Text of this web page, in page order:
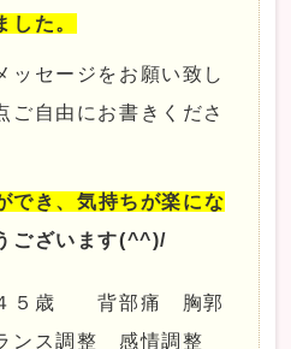
した。
セージをお願い致し
ご自由にお書きくださ
でき、気持ちが楽にな
ございます(^^)/
５歳 背部痛 胸郭
ンス調整 感情調整